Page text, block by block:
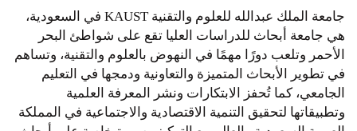
جامعة الملك عبدالله للعلوم والتقنية KAUST في السعودية،
هي جامعة أبحاث للدراسات العليا تقع على شواطئ البحر
الأحمر وتلعب دورًا مهمًا في النهوض بالعلوم والتقنية، وتساهم
في تطوير الأبحاث المتميزة والتعاونية ودمجها في التعليم
الجامعي، كما تُحفز الابتكارات ونشر المعرفة العلمية
وتطبيقاتها لتحقيق التنمية الاقتصادية والاجتماعية في المملكة